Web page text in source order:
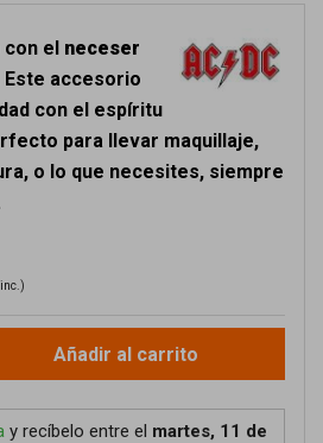
el neceser
Este accesorio
con el espíritu
para llevar maquillaje,
o lo que necesites, siempre
Añadir al carrito
y recíbelo entre el martes, 11 de